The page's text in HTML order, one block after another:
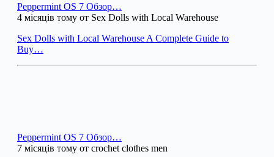
Peppermint OS 7 Обзор…
4 місяців тому от Sex Dolls with Local Warehouse
Sex Dolls with Local Warehouse A Complete Guide to
Buy…
Peppermint OS 7 Обзор…
7 місяців тому от crochet clothes men